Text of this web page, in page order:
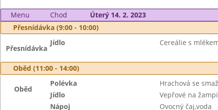
Menu Chod
Úterý 14. 2. 2023
Přesnídávka (9:00 - 10:00)
Přesnídávka
Jídlo Cereálie s
Oběd (11:00 - 14:00)
Oběd
Polévka
Hrachová se
Jídlo
Vepřové na
Nápoj
Ovocný čaj,voda